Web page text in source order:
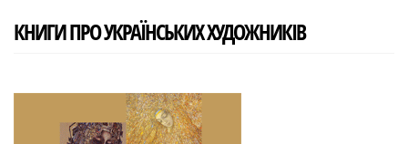
КНИГИ ПРО УКРАЇНСЬКИХ ХУДОЖНИКІВ